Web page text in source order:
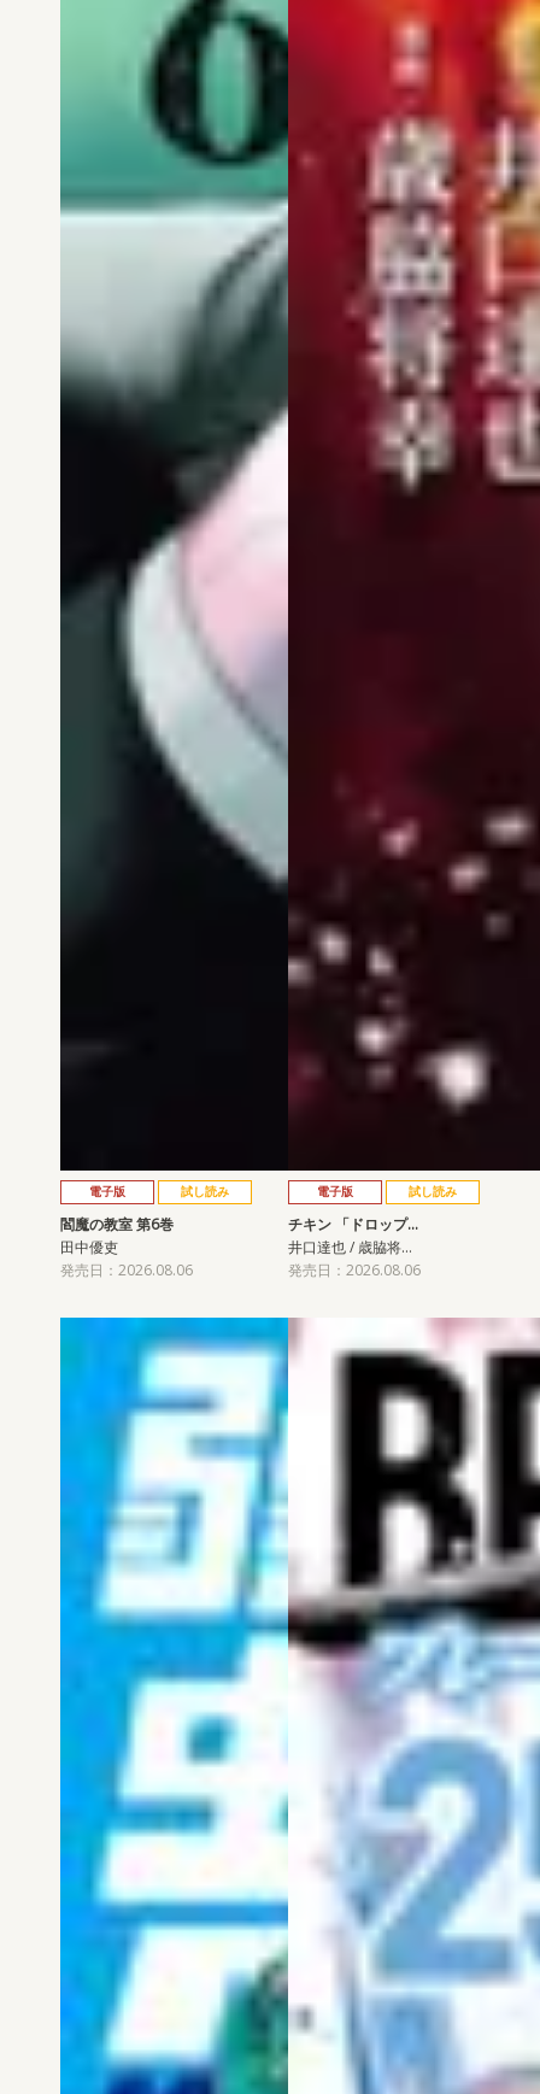
電子版 試し読み
閻魔の教室 第6巻
田中優吏
発売日：2026.08.06
電子版 試し読み
チキン 「ドロップ…
井口達也 / 歳脇将…
発売日：2026.08.06